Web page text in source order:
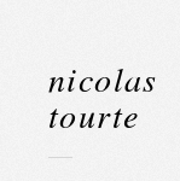
nicolas
tourte